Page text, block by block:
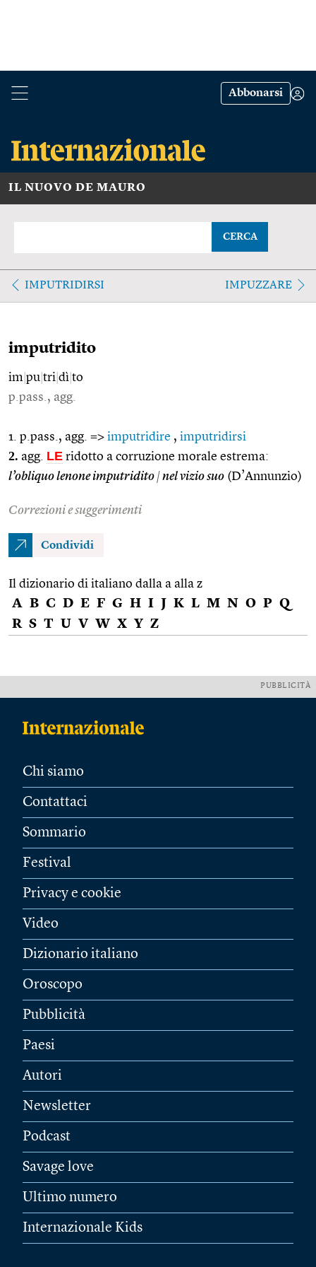
Abbonarsi
IL NUOVO DE MAURO
CERCA
IMPUTRIDIRSI IMPUZZARE
imputridito
im pu tri dì to
p.pass., agg.
1. p.pass., agg. => imputridire , imputridirsi
2. agg. LE ridotto a corruzione morale estrema:
l’obliquo lenone imputridito |nel vizio suo (D’Annunzio)
Correzioni e suggerimenti
Condividi
Il dizionario di italiano dalla a alla z
A B C D E F G H I J K L M N O P Q
R S T U V W X Y Z
PUBBLICITÀ
Chi siamo
Contattaci
Sommario
Festival
Privacy e cookie
Video
Dizionario italiano
Oroscopo
Pubblicità
Paesi
Autori
Newsletter
Podcast
Savage love
Ultimo numero
Internazionale Kids